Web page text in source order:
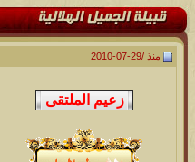
منذ /29-07-2010